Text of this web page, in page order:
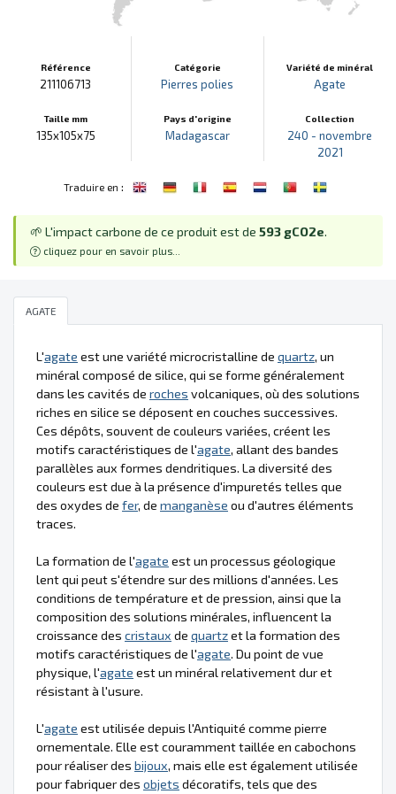
Référence
211106713
Taille mm
135x105x75
Catégorie
Pierres polies
Pays d'origine
Madagascar
Variété de minéral
Agate
Collection
240 - novembre
2021
Traduire en :
🌱 L'impact carbone de ce produit est de 593 gCO2e.
cliquez pour en savoir plus...
AGATE
L'agate est une variété microcristalline de quartz, un
minéral composé de silice, qui se forme généralement
dans les cavités de roches volcaniques, où des solutions
riches en silice se déposent en couches successives.
Ces dépôts, souvent de couleurs variées, créent les
motifs caractéristiques de l'agate, allant des bandes
parallèles aux formes dendritiques. La diversité des
couleurs est due à la présence d'impuretés telles que
des oxydes de fer, de manganèse ou d'autres éléments
traces.
La formation de l'agate est un processus géologique
lent qui peut s'étendre sur des millions d'années. Les
conditions de température et de pression, ainsi que la
composition des solutions minérales, influencent la
croissance des cristaux de quartzet la formation des
motifs caractéristiques de l'agate. Du point de vue
physique, l'agate est un minéral relativement dur et
résistant à l'usure.
L'agate est utilisée depuis l'Antiquité comme pierre
ornementale. Elle est couramment taillée en cabochons
pour réaliser des bijoux, mais elle est également utilisée
pour fabriquer des objets décoratifs, tels que des